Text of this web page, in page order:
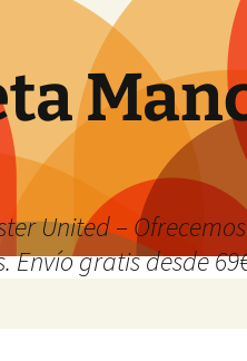
United –
Envío gratis desde